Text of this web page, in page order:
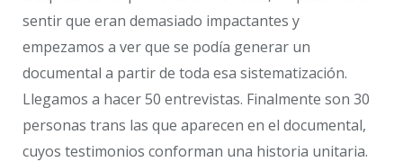
sentir que eran demasiado impactantes y
empezamos a ver que se podía generar un
documental a partir de toda esa sistematización.
Llegamos a hacer 50 entrevistas. Finalmente son 30
personas trans las que aparecen en el documental,
cuyos testimonios conforman una historia unitaria.